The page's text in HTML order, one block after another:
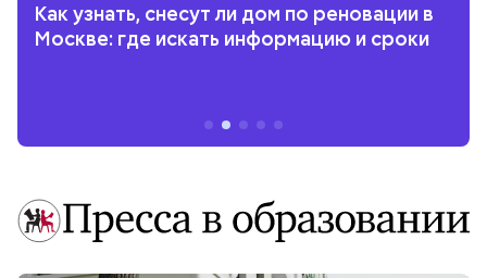
Как узнать, снесут ли дом по реновации в
Москве: где искать информацию и сроки